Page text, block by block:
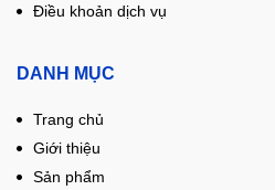
Điều khoản dịch vụ
DANH MỤC
Trang chủ
Giới thiệu
Sản phẩm